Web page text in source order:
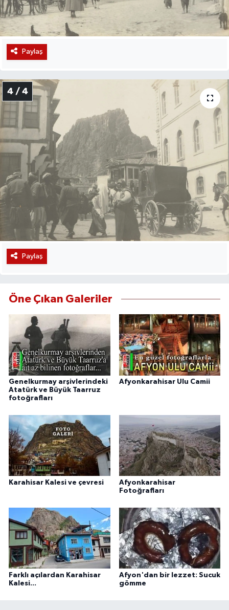
Paylaş
4 / 4
Paylaş
Öne Çıkan Galeriler
Genelkurmay arşivlerindeki
Atatürk ve Büyük Taarruz
fotoğrafları
Afyonkarahisar Ulu Camii
Karahisar Kalesi ve çevresi
Afyonkarahisar
Fotoğrafları
Farklı açılardan Karahisar
Kalesi...
Afyon'dan bir lezzet: Sucuk
gömme